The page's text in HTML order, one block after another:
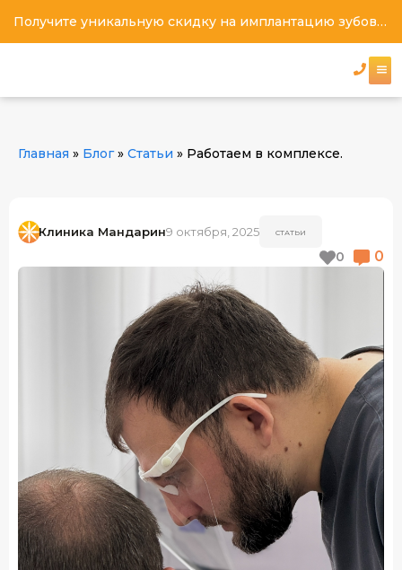
Получите уникальную скидку на имплантацию зубов под ключ
Главная » Блог» Статьи » Работаем в комплексе.
Клиника Мандарин9 октября, 2025 СТАТЬИ
0 0